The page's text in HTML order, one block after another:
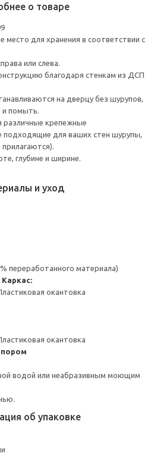
о товаре
место для хранения в соответствии с
или слева.
благодаря стенкам из ДСП
на дверцу без шурупов,
и помыть.
различные крепежные
подходящие для ваших стен шурупы,
глубине и ширине.
и уход
переработанного материала)
Каркас:
окантовка
окантовка
водой или неабразивным моющим
об упаковке